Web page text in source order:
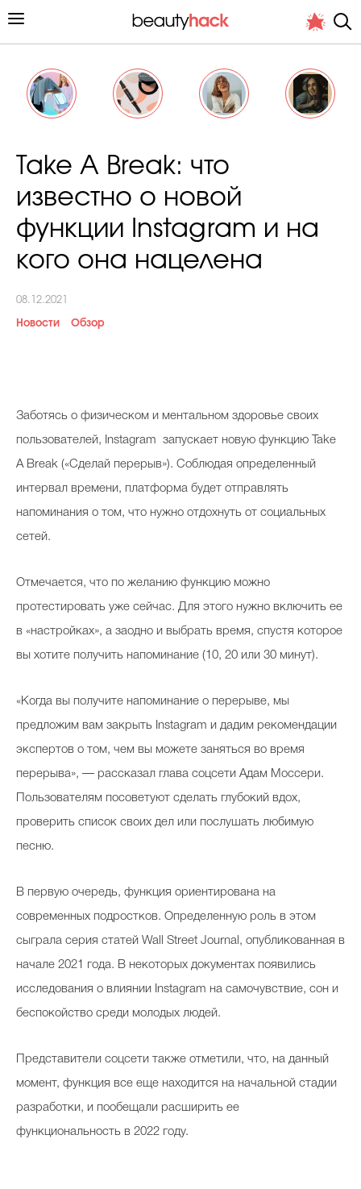
Личный опыт
Папа может
Худеем правильно
Выбор косметолога
Полиция красоты
Интервью со звездой
Beauty- битвы
Викторины
Take A Break: что
известно о новой
функции Instagram и на
кого она нацелена
08.12.2021
Новости Обзор
Заботясь о физическом и ментальном здоровье своих
пользователей, Instagram запускает новую функцию Take
A Break («Сделай перерыв»). Соблюдая определенный
интервал времени, платформа будет отправлять
напоминания о том, что нужно отдохнуть от социальных
сетей.
Отмечается, что по желанию функцию можно
протестировать уже сейчас. Для этого нужно включить ее
в «настройках», а заодно и выбрать время, спустя которое
вы хотите получить напоминание (10, 20 или 30 минут).
«Когда вы получите напоминание о перерыве, мы
предложим вам закрыть Instagram и дадим рекомендации
экспертов о том, чем вы можете заняться во время
перерыва», — рассказал глава соцсети Адам Моссери.
Пользователям посоветуют сделать глубокий вдох,
проверить список своих дел или послушать любимую
песню.
В первую очередь, функция ориентирована на
современных подростков. Определенную роль в этом
сыграла серия статей Wall Street Journal, опубликованная в
начале 2021 года. В некоторых документах появились
исследования о влиянии Instagram на самочувствие, сон и
беспокойство среди молодых людей.
Представители соцсети также отметили, что, на данный
момент, функция все еще находится на начальной стадии
разработки, и пообещали расширить ее
функциональность в 2022 году.